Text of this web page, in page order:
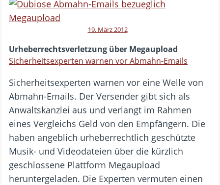
19. März 2012
Urheberrechtsverletzung über Megaupload
Sicherheitsexperten warnen vor Abmahn-Emails
Sicherheitsexperten warnen vor eine Welle von
Abmahn-Emails. Der Versender gibt sich als
Anwaltskanzlei aus und verlangt im Rahmen
eines Vergleichs Geld von den Empfängern. Die
haben angeblich urheberrechtlich geschützte
Musik- und Videodateien über die kürzlich
geschlossene Plattform Megaupload
heruntergeladen. Die Experten vermuten einen